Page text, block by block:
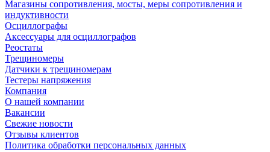
Магазины сопротивления, мосты, меры сопротивления и
индуктивности
Осциллографы
Аксессуары для осциллографов
Реостаты
Трещиномеры
Датчики к трещиномерам
Тестеры напряжения
Компания
О нашей компании
Вакансии
Свежие новости
Отзывы клиентов
Политика обработки персональных данных